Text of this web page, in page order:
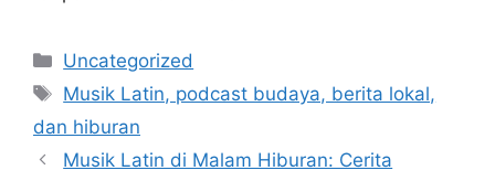
Categories
Uncategorized
Tags
Musik Latin, podcast budaya, berita lokal,
dan hiburan
Musik Latin di Malam Hiburan: Cerita